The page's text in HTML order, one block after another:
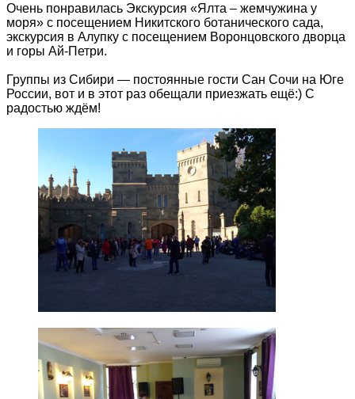
Очень понравилась Экскурсия «Ялта – жемчужина у
моря» с посещением Никитского ботанического сада,
экскурсия в Алупку с посещением Воронцовского дворца
и горы Ай-Петри.
Группы из Сибири — постоянные гости Сан Сочи на Юге
России, вот и в этот раз обещали приезжать ещё:) С
радостью ждём!